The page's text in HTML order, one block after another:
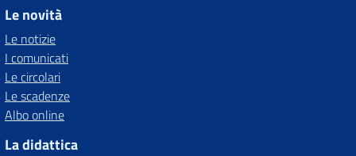
Le novità
Le notizie
I comunicati
Le circolari
Le scadenze
Albo online
La didattica